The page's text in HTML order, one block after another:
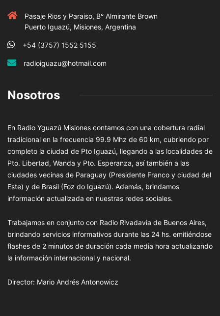
Pasaje Rios y Paraiso, B° Almirante Brown
Puerto Iguazú, Misiones, Argentina
+54 (3757) 1552 5155
radioiguazu@hotmail.com
Nosotros
En Radio Yguazú Misiones contamos con una cobertura radial
tradicional en la frecuencia 99.9 Mhz de 60 km, cubriendo por
completo la ciudad de Pto Iguazú, llegando a las localidades de
Pto. Libertad, Wanda y Pto. Esperanza, así también a las
ciudades vecinas de Paraguay (Presidente Franco y ciudad del
Este) y de Brasil (Foz do Iguazú). Además, brindamos
información actualizada en nuestras redes sociales.
Trabajamos en conjunto con Radio Rivadavia de Buenos Aires,
brindando servicios informativos durante las 24 hs. emitiéndose
flashes de 2 minutos de duración cada media hora actualizando
la información internacional y nacional.
Director: Mario Andrés Antonowicz